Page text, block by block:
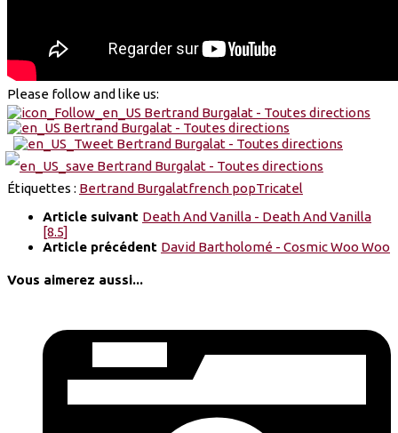
Please follow and like us:
Étiquettes : Bertrand Burgalatfrench popTricatel
Article suivant Death And Vanilla - Death And Vanilla
[8.5]
Article précédent David Bartholomé - Cosmic Woo Woo
Vous aimerez aussi...